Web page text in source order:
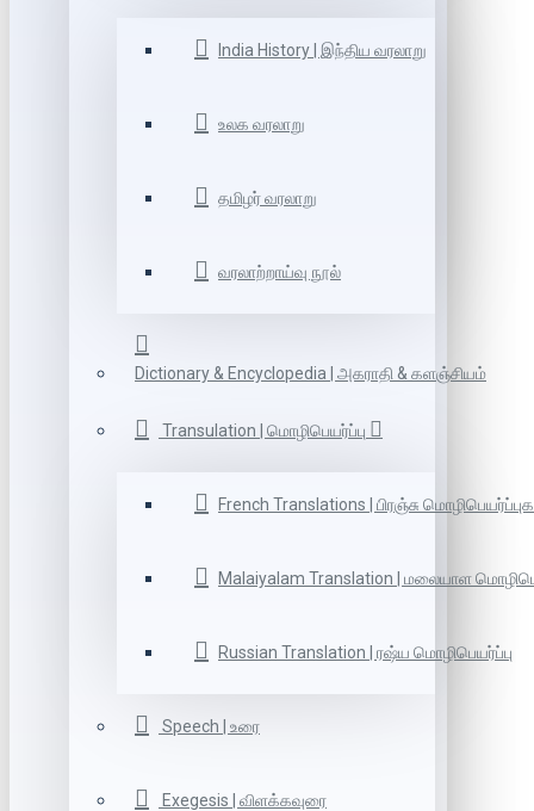
India History | இந்திய வரலாறு
உலக வரலாறு
தமிழர் வரலாறு
வரலாற்றாய்வு நூல்
Dictionary & Encyclopedia | அகராதி & களஞ்சியம்
Transulation | மொழிபெயர்ப்பு
French Translations | பிரஞ்சு
Malaiyalam Translation | மலையாள
Russian Translation | ரஷ்ய மொழிபெயர்ப்பு
Speech | உரை
Exegesis | விளக்கவுரை